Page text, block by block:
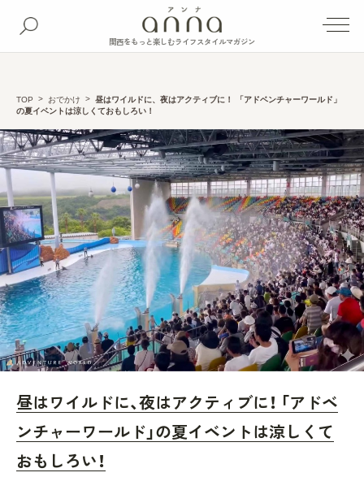
関西をもっと楽しむライフスタイルマガジン
TOP おでかけ
昼はワイルドに、夜はアクティブに！ 「アドベンチャーワールド」
の夏イベントは涼しくておもしろい！
昼はワイルドに、夜はアクティブに！ 「アドベ
ンチャーワールド」の夏イベントは涼しくて
おもしろい！